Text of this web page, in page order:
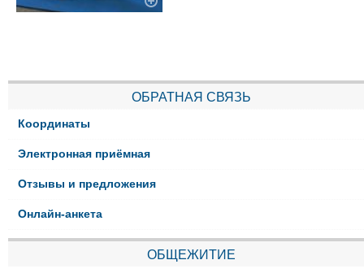
ОБРАТНАЯ СВЯЗЬ
Координаты
Электронная приёмная
Отзывы и предложения
Онлайн-анкета
ОБЩЕЖИТИЕ